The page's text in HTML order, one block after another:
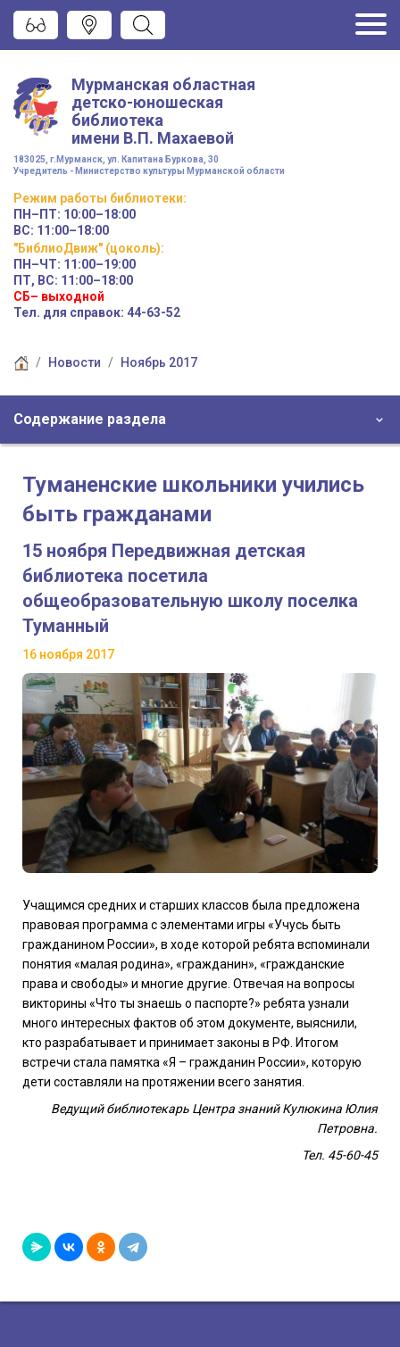
Мурманская областная
детско-юношеская
библиотека
имени В.П. Махаевой
183025, г.Мурманск, ул. Капитана Буркова, 30
Учредитель - Министерство культуры Мурманской области
Режим работы библиотеки:
ПН–ПТ: 10:00–18:00
ВС: 11:00–18:00
"БиблиоДвиж" (цоколь):
ПН–ЧТ: 11:00–19:00
ПТ, ВС: 11:00–18:00
СБ– выходной
Тел. для справок: 44-63-52
Новости Ноябрь 2017
Содержание раздела
Туманенские школьники учились
быть гражданами
15 ноября Передвижная детская
библиотека посетила
общеобразовательную школу поселка
Туманный
16 ноября 2017
Учащимся средних и старших классов была предложена
правовая программа с элементами игры «Учусь быть
гражданином России», в ходе которой ребята вспоминали
понятия «малая родина», «гражданин», «гражданские
права и свободы» и многие другие. Отвечая на вопросы
викторины «Что ты знаешь о паспорте?» ребята узнали
много интересных фактов об этом документе, выяснили,
кто разрабатывает и принимает законы в РФ. Итогом
встречи стала памятка «Я – гражданин России», которую
дети составляли на протяжении всего занятия.
Ведущий библиотекарь Центра знаний Кулюкина Юлия
Петровна.
Тел. 45-60-45